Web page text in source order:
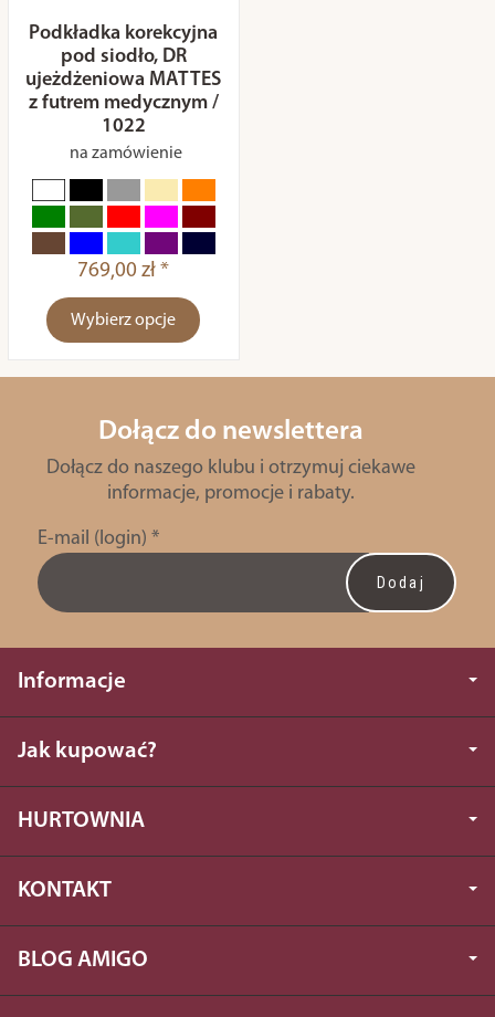
Podkładka korekcyjna
pod siodło, DR
ujeżdżeniowa MATTES
z futrem medycznym /
1022
na zamówienie
769,00 zł *
Wybierz opcje
Dołącz do newslettera
Dołącz do naszego klubu i otrzymuj ciekawe
informacje, promocje i rabaty.
E-mail (login) *
Informacje
Jak kupować?
HURTOWNIA
KONTAKT
BLOG AMIGO